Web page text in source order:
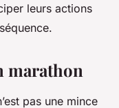
leurs actions
marathon
pas une mince